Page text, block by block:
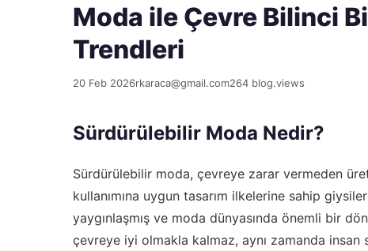
Moda ile Çevre Bilinci
Trendleri
20 Feb 2026rkaraca@gmail.com264 blog.views
Sürdürülebilir Moda Nedir?
Sürdürülebilir moda, çevreye zarar vermeden
kullanımına uygun tasarım ilkelerine sahip
yaygınlaşmış ve moda dünyasında önemli bir
çevreye iyi olmakla kalmaz, aynı zamanda insan